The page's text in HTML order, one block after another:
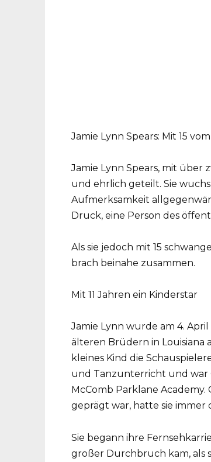
Jamie Lynn Spears: Mit 15
Jamie Lynn Spears, mit über
und ehrlich geteilt. Sie
Aufmerksamkeit
Druck, eine Person des
Als sie jedoch mit 15
brach beinahe zusammen.
Mit 11 Jahren ein Kinderstar
Jamie Lynn wurde am 4.
älteren Brüdern in Louisiana
kleines Kind die
und Tanzunterricht und war
McComb Parklane
geprägt war, hatte sie immer
Sie begann ihre
großer Durchbruch kam, als